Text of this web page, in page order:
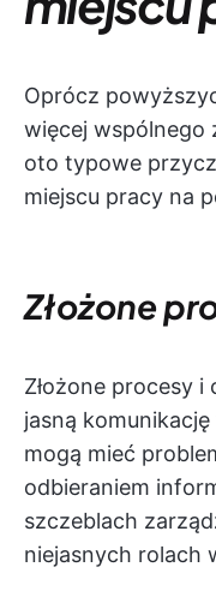
Oprócz
więcej wspólnego
oto typowe
miejscu pracy na
Złożone
Złożone procesy
jasną
mogą mieć
odbieraniem
szczeblach
niejasnych rolach